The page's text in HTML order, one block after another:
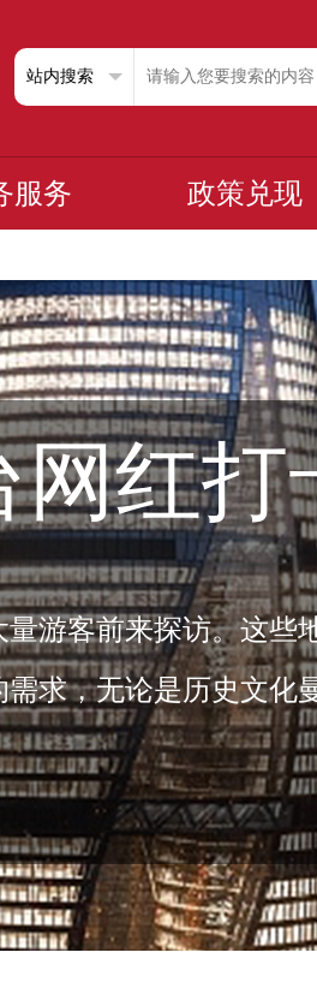
服务 政策兑现
网红打
游客前来探访。这些
求，无论是历史文化